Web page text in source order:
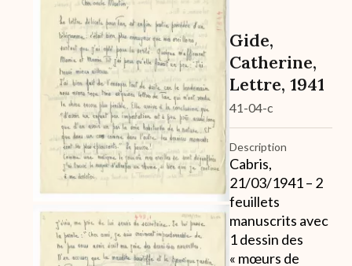
Gide,
Catherine,
Lettre, 1941
41-04-c
Description
Cabris,
21/03/1941 – 2
feuillets
manuscrits avec
1 dessin des
« mœurs de